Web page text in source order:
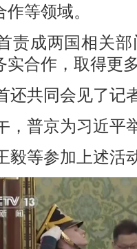
等领域。
责成两国相关
实合作，取得更
还共同会见了记
，普京为习近平
毅等参加上述活